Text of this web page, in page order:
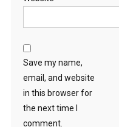
Save my name,
email, and website
in this browser for
the next time I
comment.